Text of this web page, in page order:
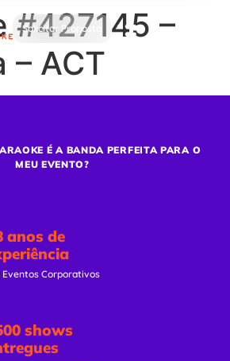
Solicitar Proposta
#427145 –
– ACT
É A BANDA PERFEITA PARA O
MEU EVENTO?
anos de
Eventos Corporativos
shows